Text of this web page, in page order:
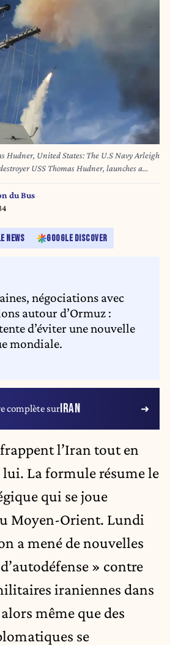
Hudner, United States: The U.S Navy Arleigh
USS Thomas Hudner, launches a
in support of Operation Epic Fury, March
Location. (Credit Image: © U.S Navy/U.S.
Wire)
du Bus
NEWS GOOGLE DISCOVER
négociations avec
autour d’Ormuz :
d’éviter une nouvelle
mondiale.
complète surIRAN
frappent l’Iran tout en
La formule résume le
qui se joue
Moyen-Orient. Lundi
a mené de nouvelles
» contre
iraniennes dans
même que des
se